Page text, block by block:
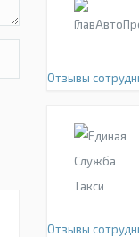
Отзывы
Отзывы